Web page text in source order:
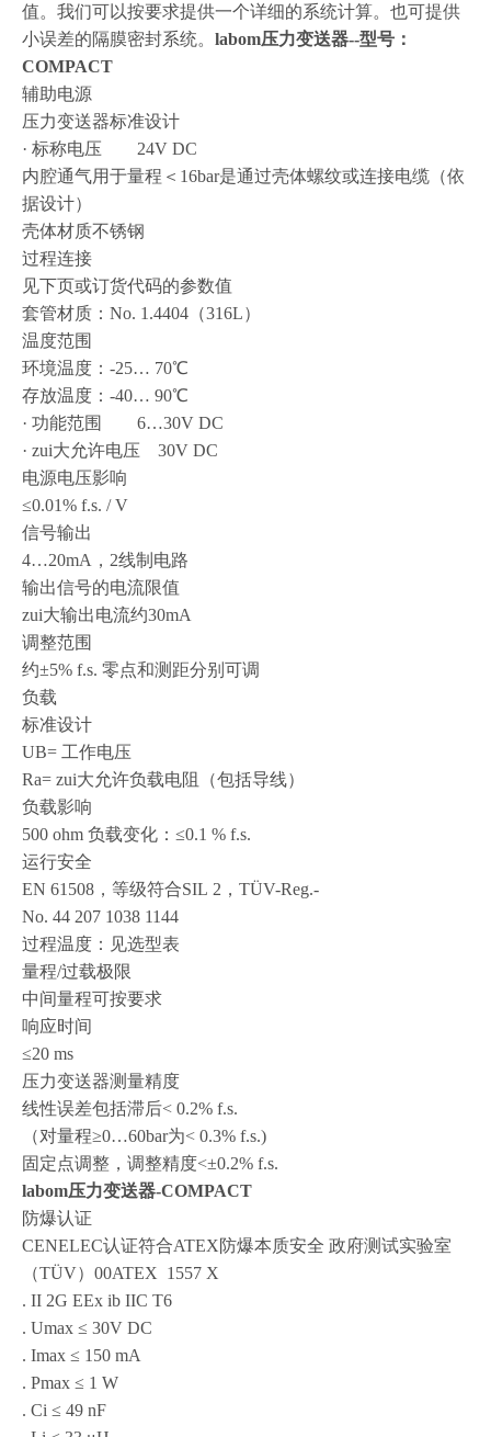
值。我们可以按要求提供一个详细的系统计算。也可提供
小误差的隔膜密封系统。 labom压力变送器--型号：
COMPACT
辅助电源
压力变送器标准设计
· 标称电压 24V DC
内腔通气用于量程＜16bar是通过壳体螺纹或连接电缆（依
据设计）
壳体材质不锈钢
过程连接
见下页或订货代码的参数值
套管材质：No. 1.4404（316L）
温度范围
环境温度：-25… 70℃
存放温度：-40… 90℃
· 功能范围 6…30V DC
· zui大允许电压 30V DC
电源电压影响
≤0.01% f.s. / V
信号输出
4…20mA，2线制电路
输出信号的电流限值
zui大输出电流约30mA
调整范围
约±5% f.s. 零点和测距分别可调
负载
标准设计
UB= 工作电压
Ra= zui大允许负载电阻（包括导线）
负载影响
500 ohm 负载变化：≤0.1 % f.s.
运行安全
EN 61508，等级符合SIL 2，TÜV-Reg.-
No. 44 207 1038 1144
过程温度：见选型表
量程/过载极限
中间量程可按要求
响应时间
≤20 ms
压力变送器测量精度
线性误差包括滞后< 0.2% f.s.
（对量程≥0…60bar为< 0.3% f.s.)
固定点调整，调整精度<±0.2% f.s.
labom压力变送器-COMPACT
防爆认证
CENELEC认证符合ATEX防爆本质安全 政府测试实验室
（TÜV）00ATEX 1557 X
. II 2G EEx ib IIC T6
. Umax ≤ 30V DC
. Imax ≤ 150 mA
. Pmax ≤ 1 W
. Ci ≤ 49 nF